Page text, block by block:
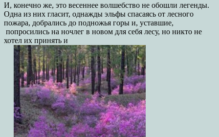
И, конечно же, это весеннее волшебство не обошли легенды.
Одна из них гласит, однажды эльфы спасаясь от лесного
пожара, добрались до подножья горы и, уставшие,
попросились на ночлег в новом для себя лесу, но никто не
хотел их принять и